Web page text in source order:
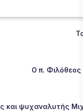
Ο π.
ψυχαναλυτής